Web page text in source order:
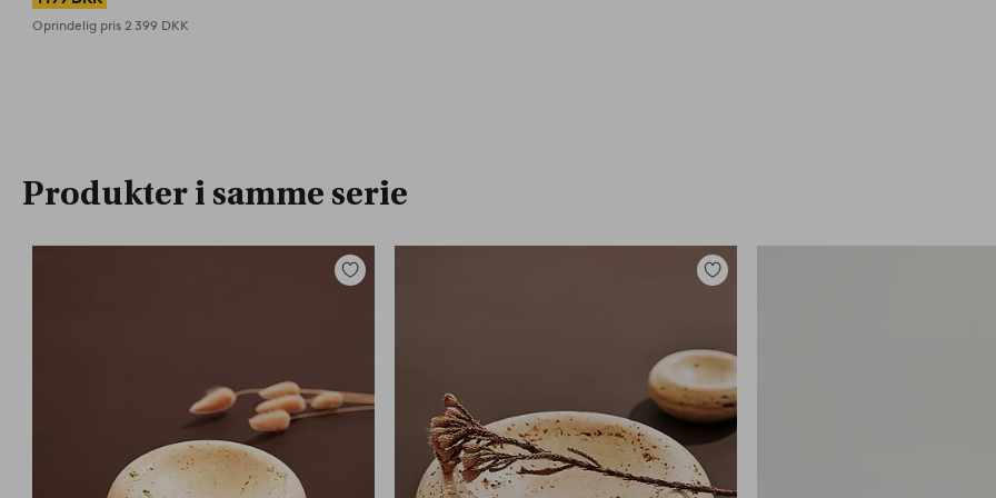
Oprindelig pris 2 399 DKK
Produkter i samme serie
Tilføj
Tilføj